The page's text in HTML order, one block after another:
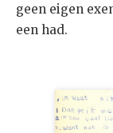
geen eigen
een had.